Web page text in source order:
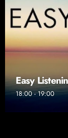
Easy
18:00 - 19:00